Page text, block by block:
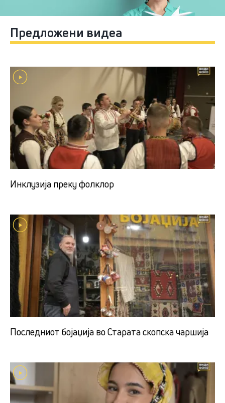
Предложени видеа
Инклузија преку фолклор
Последниот бојаџија во Старата скопска чаршија